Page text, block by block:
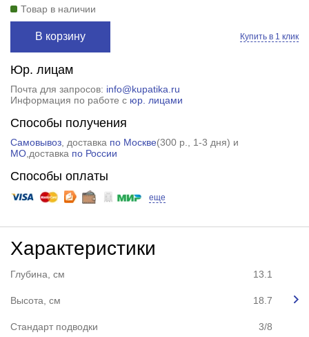
Товар в наличии
В корзину Купить в 1 клик
Юр. лицам
Почта для запросов: info@kupatika.ru
Информация по работе с юр. лицами
Способы получения
Самовывоз, доставка по Москве(300 р.
, 1-3 дня) и
МО,доставка по России
Способы оплаты
еще
Характеристики
Глубина, см 13.1
Высота, см 18.7
Стандарт подводки 3/8